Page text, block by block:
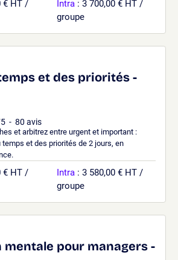
€ HT /
Intra : 3 700,00 € HT /
groupe
et des priorités -
5 - 80 avis
et arbitrez entre urgent et important :
et des priorités de 2 jours, en
€ HT /
Intra : 3 580,00 € HT /
groupe
mentale pour managers -